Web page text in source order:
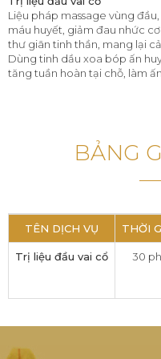
Liệu pháp massage vùng
máu huyết, giảm đau nhức
thư giãn tinh thần, mang lại
Dùng tinh dầu xoa bóp ấn
tăng tuần hoàn tại chỗ, làm
BẢNG
TÊN DỊCH VỤ THỜI
Trị liệu đầu vai cổ 30